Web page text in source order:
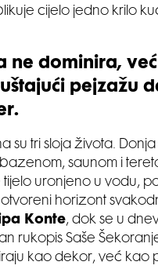
cijelo jedno krilo
ne dominira, već
pejzažu
su tri sloja života.
saunom i
uronjeno u vodu,
horizont
Konte, dok se u
rukopis Saše
kao dekor, već kao